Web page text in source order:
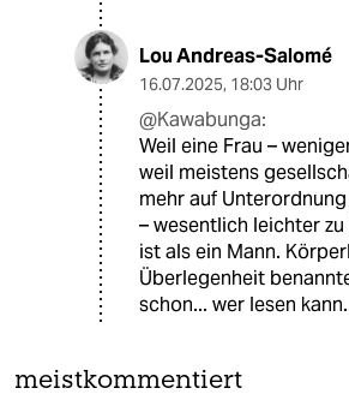
Lou Andreas-Salomé
16.07.2025, 18:03 Uhr
@Kawabunga:
Weil eine Frau –
weil meistens
mehr auf
– wesentlich leichter
ist als ein Mann.
Überlegenheit
schon... wer lesen
meistkommentiert